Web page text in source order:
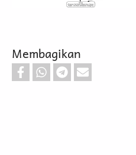
Membagikan